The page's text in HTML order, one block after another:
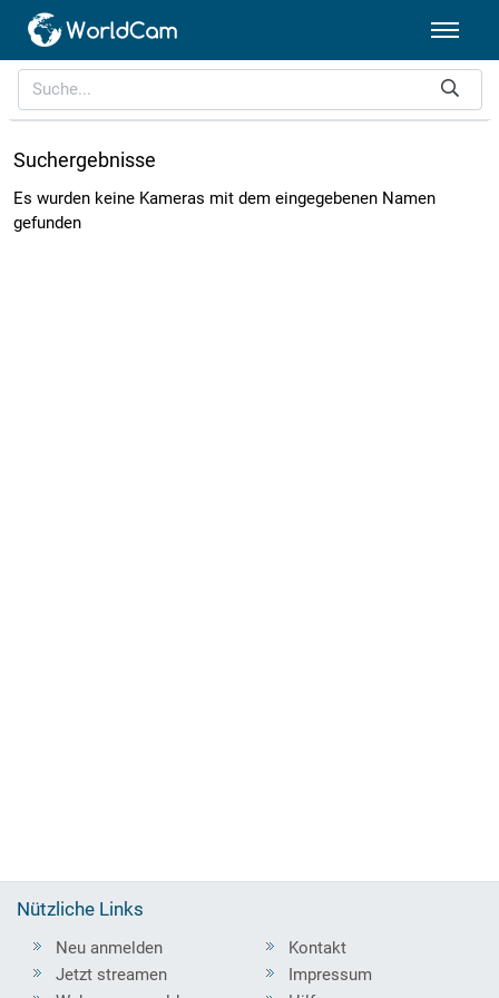
Suchergebnisse
Es wurden keine Kameras mit dem eingegebenen Namen
gefunden
Nützliche Links
Neu anmelden
Jetzt streamen
Kontakt
Impressum